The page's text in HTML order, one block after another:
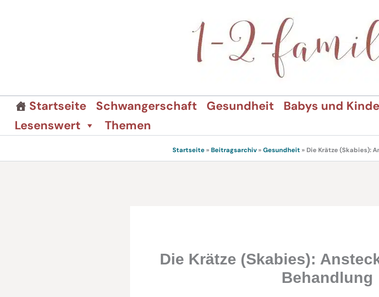
Startseite Schwangerschaft Gesundheit Babys und
Lesenswert
Themen
Startseite» Beitragsarchiv» Gesundheit » Die Krätze (Skabies):
Die Krätze (Skabies):
Behandlung